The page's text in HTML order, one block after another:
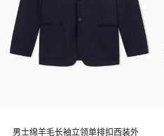
男士绵羊毛长袖立领单排扣西装外